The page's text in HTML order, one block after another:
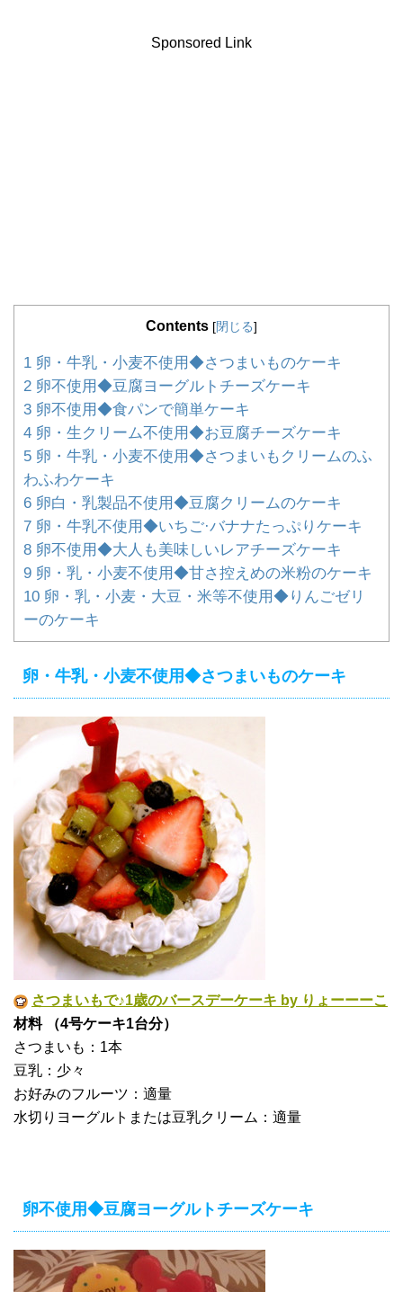
Sponsored Link
Contents [閉じる]
1 卵・牛乳・小麦不使用◆さつまいものケーキ
2 卵不使用◆豆腐ヨーグルトチーズケーキ
3 卵不使用◆食パンで簡単ケーキ
4 卵・生クリーム不使用◆お豆腐チーズケーキ
5 卵・牛乳・小麦不使用◆さつまいもクリームのふ
わふわケーキ
6 卵白・乳製品不使用◆豆腐クリームのケーキ
7 卵・牛乳不使用◆いちご·バナナたっぷりケーキ
8 卵不使用◆大人も美味しいレアチーズケーキ
9 卵・乳・小麦不使用◆甘さ控えめの米粉のケーキ
10 卵・乳・小麦・大豆・米等不使用◆りんごゼリ
ーのケーキ
卵・牛乳・小麦不使用◆さつまいものケーキ
さつまいもで♪1歳のバースデーケーキ by りょーーーこ
材料 （4号ケーキ1台分）
さつまいも：1本
豆乳：少々
お好みのフルーツ：適量
水切りヨーグルトまたは豆乳クリーム：適量
卵不使用◆豆腐ヨーグルトチーズケーキ